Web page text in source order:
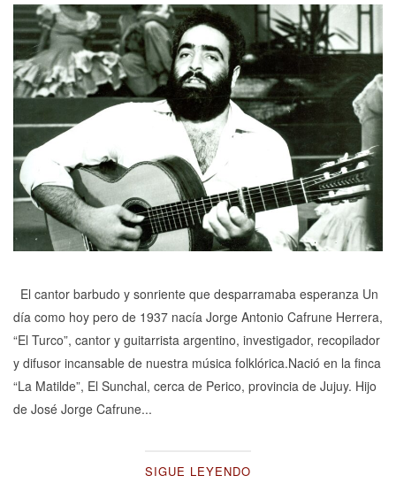
El cantor barbudo y sonriente que desparramaba esperanza Un
día como hoy pero de 1937 nacía Jorge Antonio Cafrune Herrera,
“El Turco”, cantor y guitarrista argentino, investigador, recopilador
y difusor incansable de nuestra música folklórica.Nació en la finca
“La Matilde”, El Sunchal, cerca de Perico, provincia de Jujuy. Hijo
de José Jorge Cafrune...
SIGUE LEYENDO